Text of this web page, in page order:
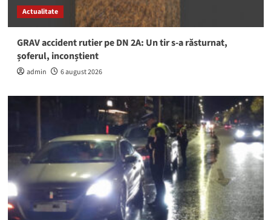
Actualitate
GRAV accident rutier pe DN 2A: Un tir s-a răsturnat,
șoferul, inconștient
admin 6 august 2026